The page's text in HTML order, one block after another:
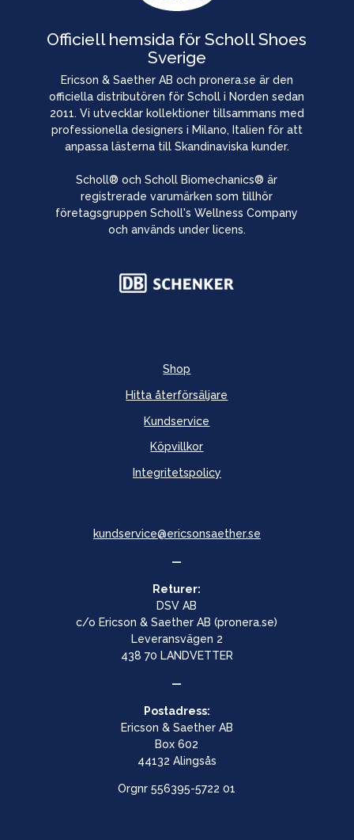
Officiell hemsida för Scholl Shoes
Sverige
Ericson & Saether AB och pronera.se är den
officiella distributören för Scholl i Norden sedan
2011. Vi utvecklar kollektioner tillsammans med
professionella designers i Milano, Italien för att
anpassa lästerna till Skandinaviska kunder.
Scholl® och Scholl Biomechanics® är
registrerade varumärken som tillhör
företagsgruppen Scholl's Wellness Company
och används under licens.
Shop
Hitta återförsäljare
Kundservice
Köpvillkor
Integritetspolicy
kundservice@ericsonsaether.se
—
Returer:
DSV AB
c/o Ericson & Saether AB (pronera.se)
Leveransvägen 2
438 70 LANDVETTER
—
Postadress:
Ericson & Saether AB
Box 602
44132 Alingsås
Orgnr556395-5722 01